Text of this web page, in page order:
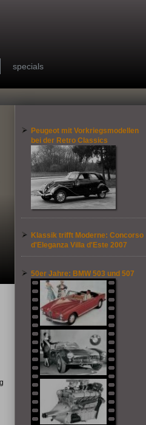
specials
Peugeot mit Vorkriegsmodellen
bei der Retro Classics
Klassik trifft Moderne: Concorso
d'Eleganza Villa d'Este 2007
50er Jahre: BMW 503 und 507